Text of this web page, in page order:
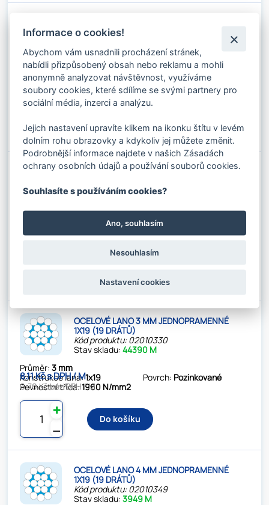
1X19 (19 DRÁTŮ)
Stav skladu:11391 m
Průměr:2 mm
Konstrukce lana:1x19
Pevnostní třída:1770 N/mm2
Povrch:Pozinkované
5.20 Kč s DPH / m
4.30 Kč bez DPH / m
⚊
OCELOVÉ LANO 2,5 MM JEDNOPRAMENNÉ
Kód produktu: 02010301
Pevnostní třída:1770 N/mm2
Povrch:
4.80 Kč bez DPH / M
OCELOVÉ LANO 3 MM JEDNOPRAMENNÉ
1X19 (19 DRÁTŮ)
Kód produktu: 02010330
Stav skladu:44390 M
Průměr:3 mm
Konstrukce lana:1x19
Pevnostní třída:1960 N/mm2
Povrch: Pozinkované
8.11 Kč s DPH / M
6.70 Kč bez DPH / M
⚊
✚
Do košíku
OCELOVÉ LANO 4 MM JEDNOPRAMENNÉ
1X19 (19 DRÁTŮ)
Kód produktu: 02010349
Stav skladu:3949 M
Informace o cookies!
Abychom vám usnadnili procházení stránek,
nabídli přizpůsobený obsah nebo reklamu a mohli
anonymně analyzovat návštěvnost, využíváme
soubory cookies, které sdílíme se svými partnery pro
sociální média, inzerci a analýzu.
Jejich nastavení upravíte klikem na ikonku štítu v levém
dolním rohu obrazovky a kdykoliv jej můžete změnit.
Podrobnější informace najdete v našich Zásadách
ochrany osobních údajů a používání souborů cookies.
Souhlasíte s používáním cookies?
Ano, souhlasím
Nesouhlasím
Nastavení cookies